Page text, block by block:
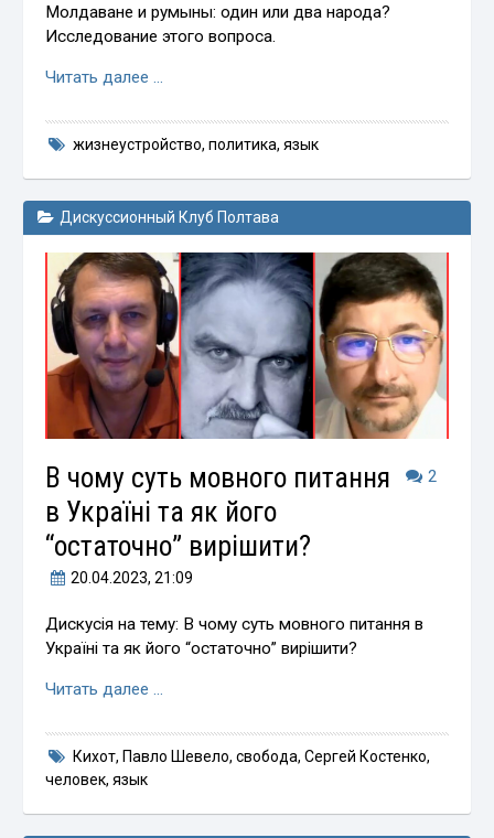
Молдаване и румыны: один или два народа?
Исследование этого вопроса.
Читать далее …
жизнеустройство, политика, язык
Дискуссионный Клуб Полтава
2
В чому суть мовного питання
в Україні та як його
“остаточно” вирішити?
20.04.2023, 21:09
Дискусія на тему: В чому суть мовного питання в
Україні та як його “остаточно” вирішити?
Читать далее …
Кихот, Павло Шевело, свобода, Сергей Костенко,
человек,язык